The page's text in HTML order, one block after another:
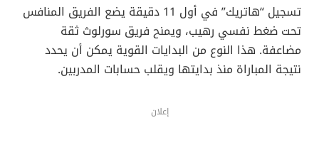
تسجيل “هاتريك” في أول 11 دقيقة يضع الفريق المنافس
تحت ضغط نفسي رهيب، ويمنح فريق سورلوث ثقة
مضاعفة. هذا النوع من البدايات القوية يمكن أن يحدد
نتيجة المباراة منذ بدايتها ويقلب حسابات المدربين.
إعلان